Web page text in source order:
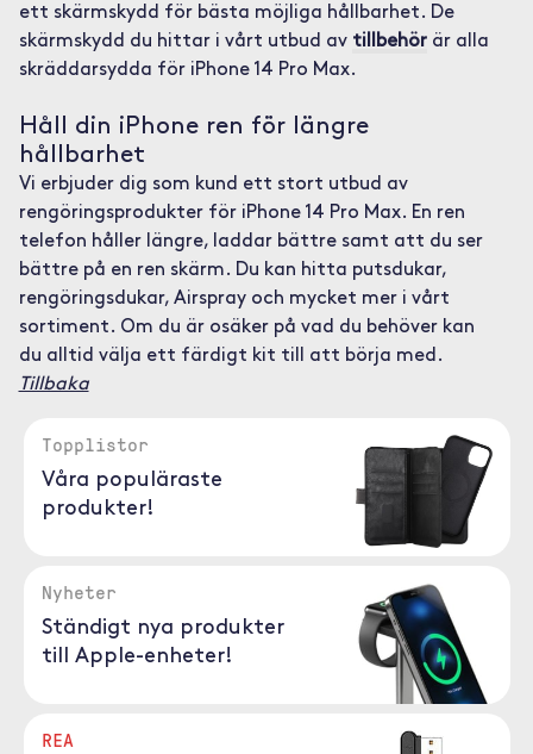
ett skärmskydd för bästa möjliga hållbarhet. De
skärmskydd du hittar i vårt utbud av tillbehörär alla
skräddarsydda för iPhone 14 Pro Max.
Håll din iPhone ren för längre
hållbarhet
Vi erbjuder dig som kund ett stort utbud av
rengöringsprodukter för iPhone 14 Pro Max. En ren
telefon håller längre, laddar bättre samt att du ser
bättre på en ren skärm. Du kan hitta putsdukar,
rengöringsdukar, Airspray och mycket mer i vårt
sortiment. Om du är osäker på vad du behöver kan
du alltid välja ett färdigt kit till att börja med.
Tillbaka
Topplistor
Våra populäraste
produkter!
Nyheter
Ständigt nya produkter
till Apple-enheter!
REA